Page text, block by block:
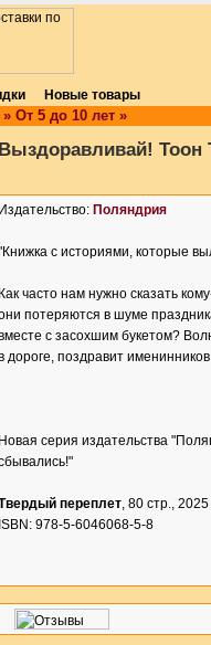
Новые товары
» От 5 до 10 лет »
Выздоравливай! Тоон
Издательство: Поляндрия
с историями, которые
Как часто нам нужно сказать
потеряются в шуме
с засохшим букетом?
дороге, поздравит
Новая серия издательства
переплет, 80 стр., 2025
ISBN: 978-5-6046068-5-8